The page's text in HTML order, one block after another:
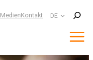
MedienKontakt DE
Suchen